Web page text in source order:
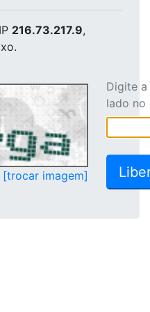
216.73.217.9,
[trocar imagem]
Digite
lado no